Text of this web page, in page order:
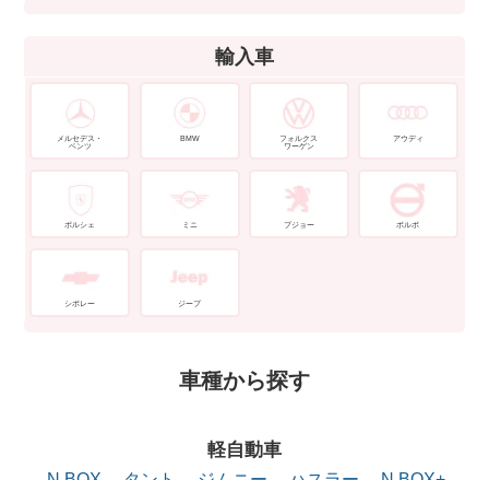
輸入車
メルセデス・
ベンツ
BMW
フォルクス
ワーゲン
アウディ
ポルシェ ミニ プジョー ボルボ
シボレー ジープ
車種から探す
軽自動車